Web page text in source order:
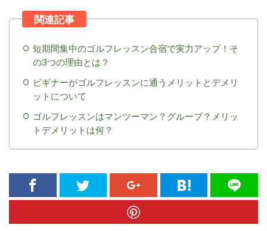
短期間集中のゴルフレッスン合宿で実力アップ！そ
の3つの理由とは？
ビギナーがゴルフレッスンに通うメリットとデメリ
ットについて
ゴルフレッスンはマンツーマン？グループ？メリッ
トデメリットは何？